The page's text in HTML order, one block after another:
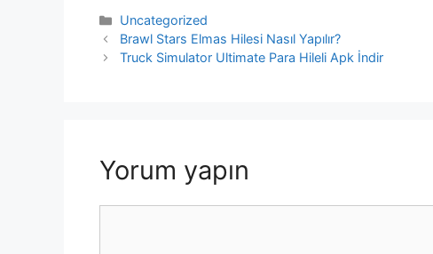
Kategoriler
Uncategorized
Yazı
dolaşımı
Brawl Stars Elmas Hilesi Nasıl Yapılır?
Truck Simulator Ultimate Para Hileli Apk İndir
Yorum yapın